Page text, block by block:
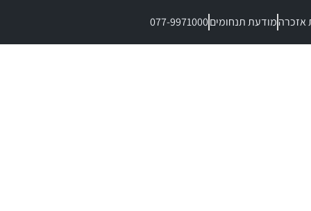
אזכרהמודעת תנחומים077-9971000